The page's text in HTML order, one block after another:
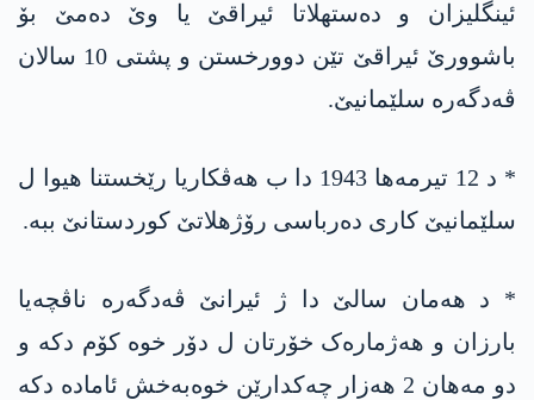
ئینگلیزان و دەستھلاتا ئیراقێ یا وێ دەمێ بۆ
باشوورێ ئیراقێ تێن دوورخستن و پشتی 10 سالان
ڤەدگەرە سلێمانیێ.
* د 12 تیرمەھا 1943 دا ب ھەڤکاریا رێخستنا ھیوا ل
سلێمانیێ کاری دەرباسی رۆژھلاتێ کوردستانێ ببە.
* د ھەمان سالێ دا ژ ئیرانێ ڤەدگەرە ناڤچەیا
بارزان و ھەژمارەک خۆرتان ل دۆر خوە کۆم دکە و
دو مەھان 2 ھەزار چەکدارێن خوەبەخش ئامادە دکە